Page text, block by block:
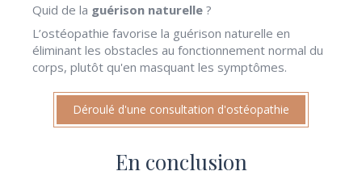
Quid de la guérison naturelle ?
L’ostéopathie favorise la guérison naturelle en
éliminant les obstacles au fonctionnement normal du
corps, plutôt qu'en masquant les symptômes.
Déroulé d'une consultation d'ostéopathie
En conclusion